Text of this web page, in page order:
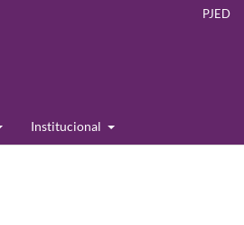
Institucional
PJED